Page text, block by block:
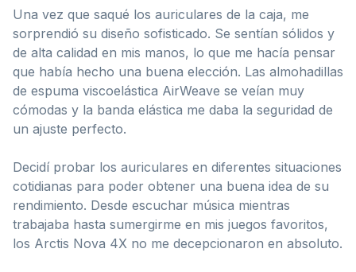
Una vez que saqué los auriculares de la caja, me
sorprendió su diseño sofisticado. Se sentían sólidos y
de alta calidad en mis manos, lo que me hacía pensar
que había hecho una buena elección. Las almohadillas
de espuma viscoelástica AirWeave se veían muy
cómodas y la banda elástica me daba la seguridad de
un ajuste perfecto.
Decidí probar los auriculares en diferentes situaciones
cotidianas para poder obtener una buena idea de su
rendimiento. Desde escuchar música mientras
trabajaba hasta sumergirme en mis juegos favoritos,
los Arctis Nova 4X no me decepcionaron en absoluto.